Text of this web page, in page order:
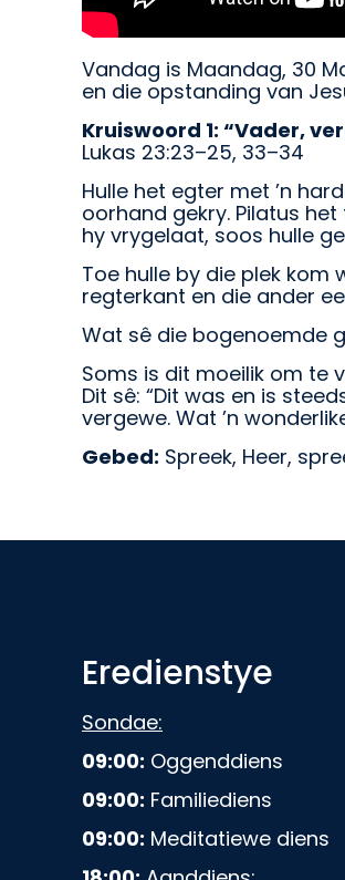
Vandag is Maandag, 30
en die opstanding van
Kruiswoord 1: “Vader,
Lukas 23:23–25, 33–34
Hulle het egter met ’n
oorhand gekry. Pilatus
hy vrygelaat, soos hulle
Toe hulle by die plek
regterkant en die ander
Wat sê die bogenoemde
Soms is dit moeilik om te
Dit sê: “Dit was en is
vergewe. Wat ’n
Gebed: Spreek, Heer,
Eredienstye
Sondae:
09:00: Oggenddiens
09:00: Familiediens
09:00: Meditatiewe diens